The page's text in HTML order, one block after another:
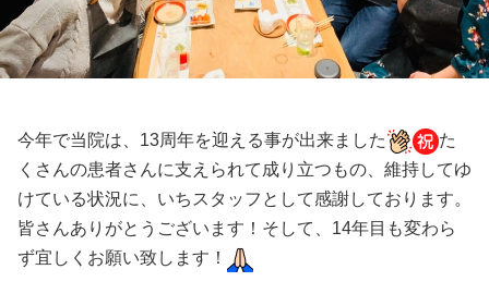
今年で当院は 13周年を迎える事が出来ました
た
くさんの患者さんに支えられて成り立つもの、維持してゆ
けている状況に、いちスタッフとして感謝しております。
皆さんありがとうございます！そして、 14年目も変わら
ず宜しくお願い致します！